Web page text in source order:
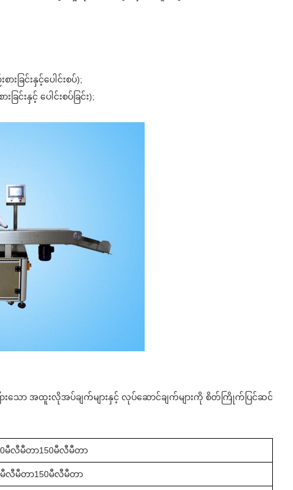
ြင်းနှင့်ပေါင်းစပ်);
းနှင့် ပေါင်းစပ်ခြင်း);
းသော အထူးလိုအပ်ချက်များနှင့် လုပ်ဆောင်ချက်များကို စိတ်ကြိုက်ပြင်ဆင်
မီလီမီတာ150မီလီမီတာ
မီလီမီတာ150မီလီမီတာ